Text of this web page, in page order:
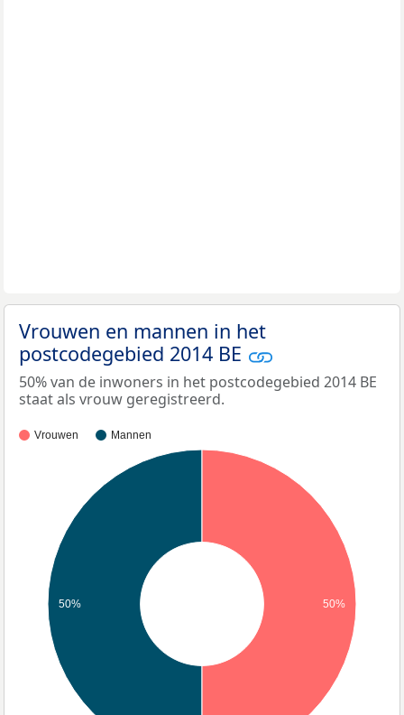
Vrouwen en mannen in het
postcodegebied 2014 BE
50% van de inwoners in het postcodegebied 2014 BE
staat als vrouw geregistreerd.
Vrouwen Mannen
50% 50%